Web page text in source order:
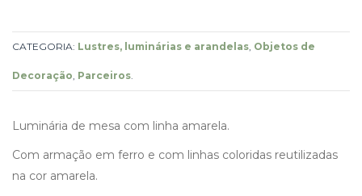
CATEGORIA: Lustres, luminárias e arandelas Objetos de
Decoração Parceiros
Luminária de mesa com linha amarela.
Com armação em ferro e com linhas coloridas reutilizadas
na cor amarela.